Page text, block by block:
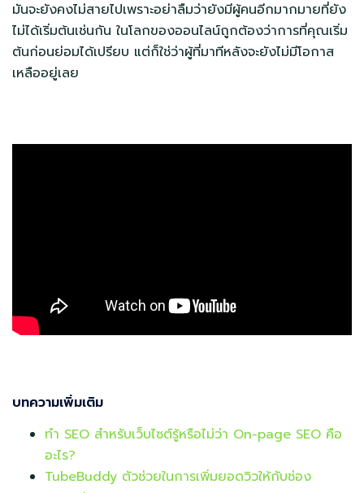
มันจะยังคงไม่สายไปเพราะอย่าลืมว่ายังมีผู้คนอีกมากมายที่ยัง
ไม่ได้เริ่มต้นเช่นกัน ในโลกของออนไลน์ถูกต้องว่าการที่คุณเริ่ม
ต้นก่อนย่อมได้เปรียบ แต่ก็ใช่ว่าผู้ที่มาทีหลังจะยังไม่มีโอกาส
เหลืออยู่เลย
บทความเพิ่มเติม
ทำ SEO สำหรับเว็บไซต์รู้หรือไม่ว่า On-page SEO คือ
อะไร?
TubeBuddy ตัวช่วยในการเพิ่มยอดวิวให้กับช่อง